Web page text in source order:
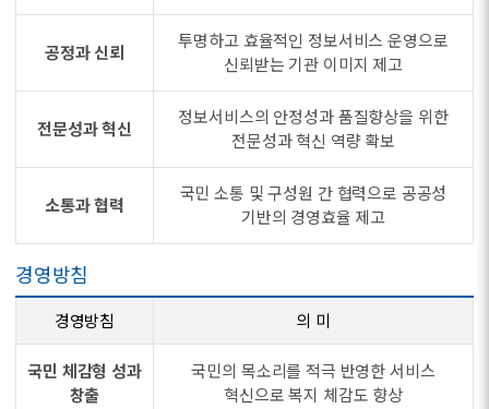
공정과 신뢰
투명하고 효율적인 정보서비스 운영으로
신뢰받는 기관 이미지 제고
전문성과 혁신
정보서비스의 안정성과 품질향상을 위한
전문성과 혁신 역량 확보
소통과 협력
국민 소통 및 구성원 간 협력으로 공공성
기반의 경영효율 제고
경영방침
경영방침 의 미
국민 체감형 성과
창출
국민의 목소리를 적극 반영한 서비스
혁신으로 복지 체감도 향상